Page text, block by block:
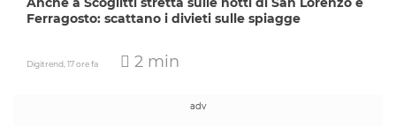
Ferragosto: scattano i divieti sulle spiagge
Digitrend,17 ore fa 2 min